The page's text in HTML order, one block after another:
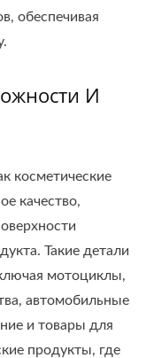
обеспечивая
И
косметические
качество,
Такие детали
мотоциклы,
автомобильные
и товары для
продукты, где